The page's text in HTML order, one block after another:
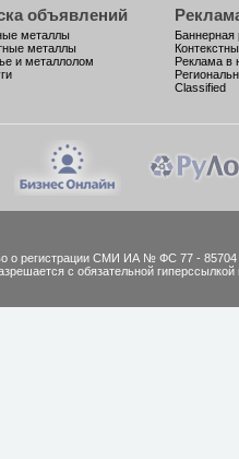
объявлений
металлы
металлы
и металлолом
Баннерная
Реклама в
Classified
о регистрации СМИ ИА № ФС 77 - 85704
с обязательной гиперссылкой